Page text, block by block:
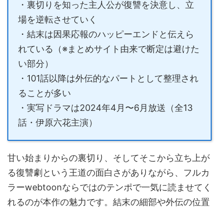
・裏切りを知った主人公が復讐を決意し、立
場を逆転させていく
・結末は因果応報のハッピーエンドと伝えら
れている（※まとめサイト由来で断定は避けた
い部分）
・101話以降は外伝的なパートとして整理され
ることが多い
・実写ドラマは2024年4月〜6月放送（全13
話・伊原六花主演）
甘い始まりからの裏切り、そしてそこから立ち上が
る復讐劇という王道の面白さがありながら、フルカ
ラーwebtoonならではのテンポで一気に読ませてく
れるのが本作の魅力です。結末の細部や外伝の位置